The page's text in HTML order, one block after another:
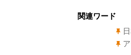
関連ワード